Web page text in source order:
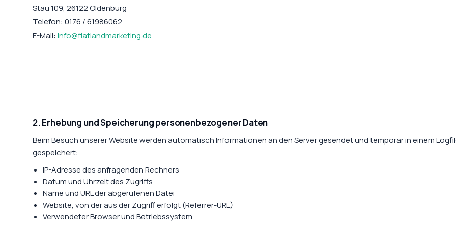
Stau 109, 26122 Oldenburg
Telefon: 0176 / 61986062
E-Mail: info@flatlandmarketing.de
2. Erhebung und Speicherung personenbezogener Daten
Beim Besuch unserer Website werden automatisch Informationen an den Server gesendet und temporär in einem
gespeichert:
IP-Adresse des anfragenden Rechners
Datum und Uhrzeit des Zugriffs
Name und URL der abgerufenen Datei
Website, von der aus der Zugriff erfolgt (Referrer-URL)
Verwendeter Browser und Betriebssystem